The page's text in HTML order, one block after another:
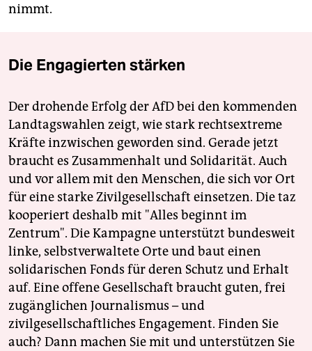
nimmt.
Die Engagierten stärken
Der drohende Erfolg der AfD bei den kommenden
Landtagswahlen zeigt, wie stark rechtsextreme
Kräfte inzwischen geworden sind. Gerade jetzt
braucht es Zusammenhalt und Solidarität. Auch
und vor allem mit den Menschen, die sich vor Ort
für eine starke Zivilgesellschaft einsetzen. Die taz
kooperiert deshalb mit "Alles beginnt im
Zentrum". Die Kampagne unterstützt bundesweit
linke, selbstverwaltete Orte und baut einen
solidarischen Fonds für deren Schutz und Erhalt
auf. Eine offene Gesellschaft braucht guten, frei
zugänglichen Journalismus – und
zivilgesellschaftliches Engagement. Finden Sie
auch? Dann machen Sie mit und unterstützen Sie